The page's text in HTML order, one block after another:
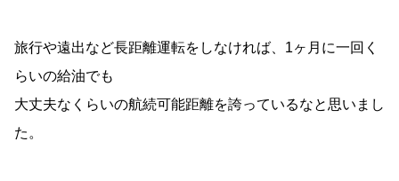
旅行や遠出など長距離運転をしなければ、1ヶ月に一回く
らいの給油でも
大丈夫なくらいの航続可能距離を誇っているなと思いまし
た。